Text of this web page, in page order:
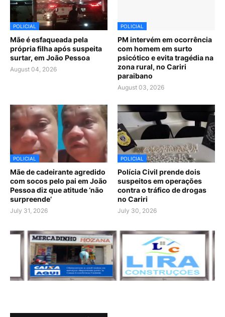
POLICIAL
Mãe é esfaqueada pela
própria filha após suspeita
surtar, em João Pessoa
August 04, 2026
POLICIAL
PM intervém em ocorrência
com homem em surto
psicótico e evita tragédia na
zona rural, no Cariri
paraibano
August 03, 2026
POLICIAL
Mãe de cadeirante agredido
com socos pelo pai em João
Pessoa diz que atitude ‘não
surpreende’
July 31, 2026
POLICIAL
Polícia Civil prende dois
suspeitos em operações
contra o tráfico de drogas
no Cariri
July 30, 2026